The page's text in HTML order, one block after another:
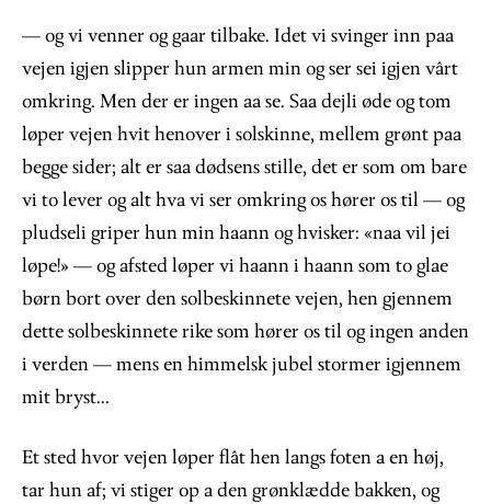
— og vi venner og gaar tilbake. Idet vi svinger inn paa
vejen igjen slipper hun armen min og ser sei igjen vârt
omkring. Men der er ingen aa se. Saa dejli øde og tom
løper vejen hvit henover i solskinne, mellem grønt paa
begge sider; alt er saa dødsens stille, det er som om bare
vi to lever og alt hva vi ser omkring os hører os til — og
pludseli griper hun min haann og hvisker: «naa vil jei
løpe!» — og afsted løper vi haann i haann som to glae
børn bort over den solbeskinnete vejen, hen gjennem
dette solbeskinnete rike som hører os til og ingen anden
i verden — mens en himmelsk jubel stormer igjennem
mit bryst...
Et sted hvor vejen løper flât hen langs foten a en høj,
tar hun af; vi stiger op a den grønklædde bakken, og